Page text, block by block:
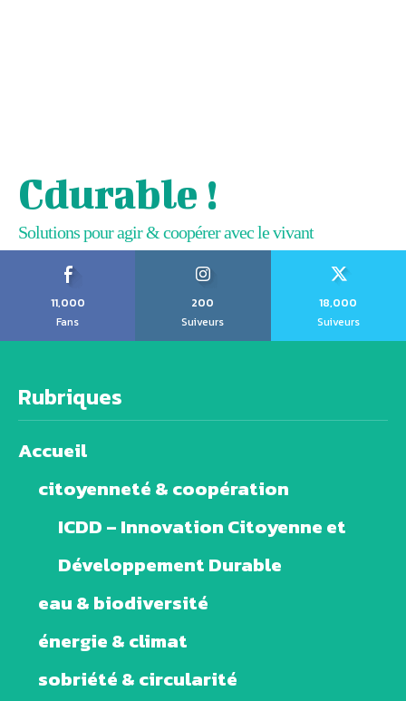
Cdurable !
Solutions pour agir & coopérer avec le vivant
11,000
Fans
200
Suiveurs
18,000
Suiveurs
Rubriques
Accueil
citoyenneté & coopération
ICDD – Innovation Citoyenne et
Développement Durable
eau & biodiversité
énergie & climat
sobriété & circularité